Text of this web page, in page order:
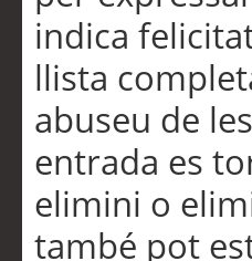
indica
llista
abuseu de
entrada es
elimini o
també pot